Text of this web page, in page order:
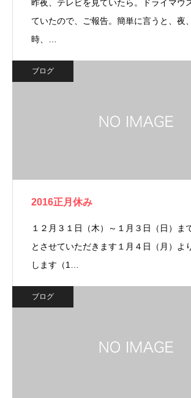
昨夜、テレビを見ていたら。ドライマウ
ていたので、ご報告。簡単に言うと、夜
時、…
ブログ
2016正月休み
１２月３１日（木）～１月３日（日）
とさせていただきます１月４日（月）
します（1…
ブログ